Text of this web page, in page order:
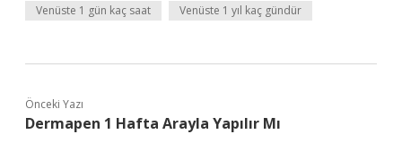
Venüste 1 gün kaç saat Venüste 1 yıl kaç gündür
Önceki Yazı
Dermapen 1 Hafta Arayla Yapılır Mı